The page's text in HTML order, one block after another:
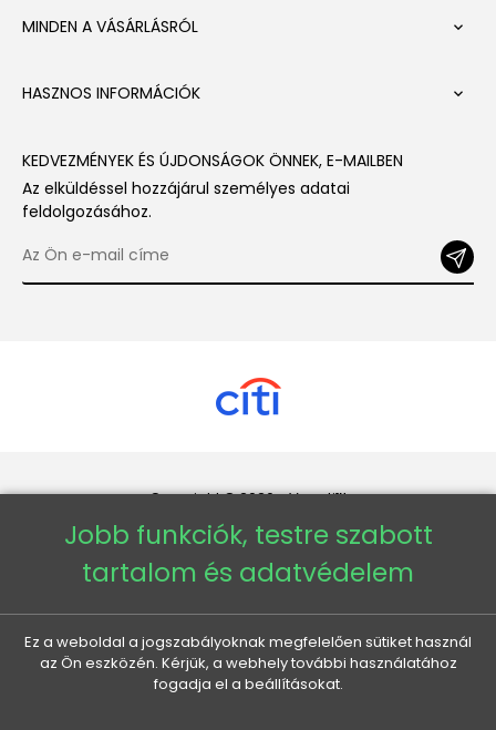
MINDEN A VÁSÁRLÁSRÓL 
HASZNOS INFORMÁCIÓK 
KEDVEZMÉNYEK ÉS ÚJDONSÁGOK ÖNNEK, E-MAILBEN
Az elküldéssel hozzájárul személyes adatai
feldolgozásához.
Copyright © 2026 - Veneti™
Veneti HU
Veneti CZ
Veneti DE
Jobb funkciók, testre szabott
tartalom és adatvédelem
Ez a weboldal a jogszabályoknak megfelelően sütiket használ
az Ön eszközén. Kérjük, a webhely további használatához
fogadja el a beállításokat.